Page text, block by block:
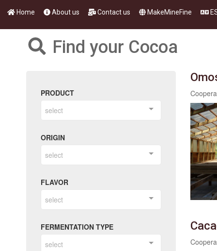
Home About us Contact us MakeMineFine
Find your Cocoa
PRODUCT
select
ORIGIN
select
FLAVOR
select
FERMENTATION TYPE
select